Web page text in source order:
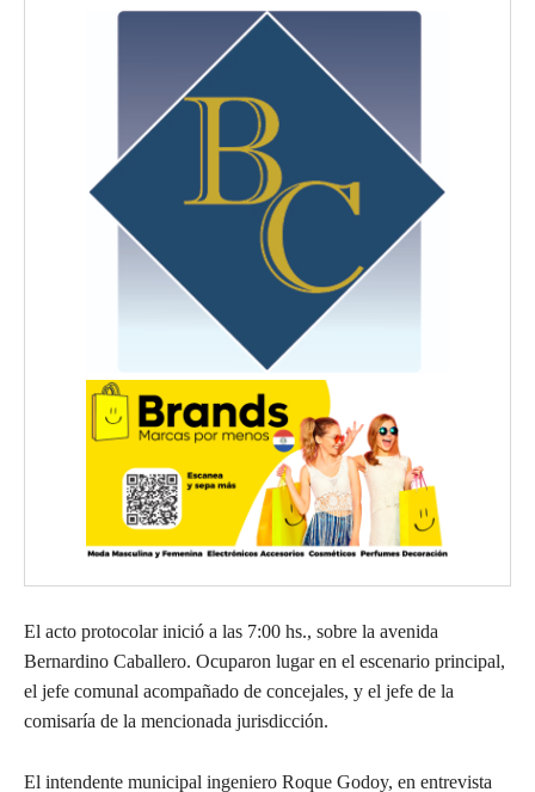
El acto protocolar inició a las 7:00 hs., sobre la avenida
Bernardino Caballero. Ocuparon lugar en el escenario principal,
el jefe comunal acompañado de concejales, y el jefe de la
comisaría de la mencionada jurisdicción.
El intendente municipal ingeniero Roque Godoy, en entrevista